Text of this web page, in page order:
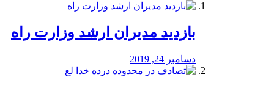
بازدید مدیران ارشد وزارت راه
دسامبر 24, 2019